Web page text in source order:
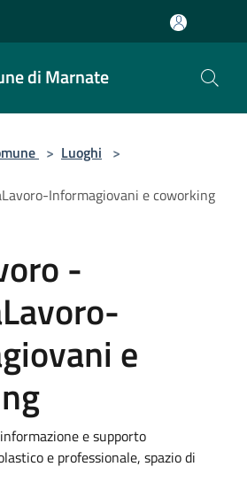
di Marnate
> Luoghi >
Informagiovani e coworking
-
e
e supporto
e professionale, spazio di